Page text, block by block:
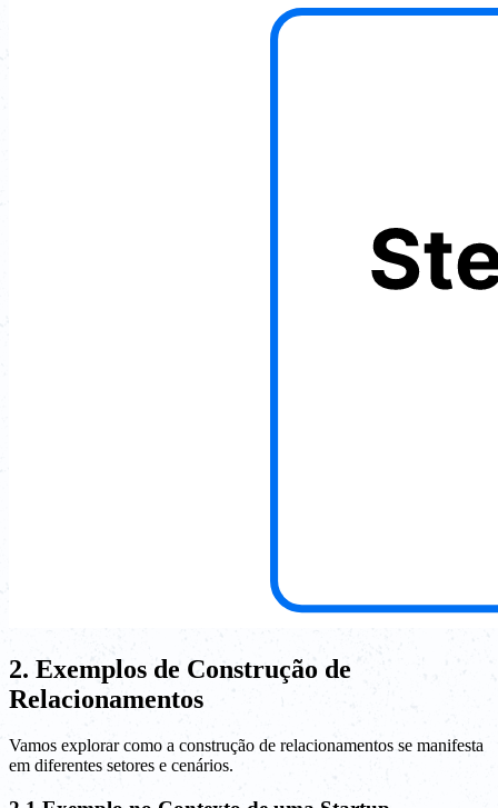
2. Exemplos de Construção de
Relacionamentos
Vamos explorar como a construção de relacionamentos se manifesta
em diferentes setores e cenários.